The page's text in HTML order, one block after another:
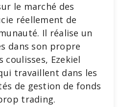
le marché des
réellement de
Il réalise un
dans son propre
Ezekiel
travaillent dans les
de gestion de fonds
trading.